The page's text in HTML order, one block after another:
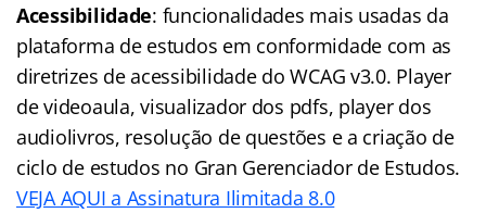
Acessibilidade: funcionalidades mais usadas da
plataforma de estudos em conformidade com as
diretrizes de acessibilidade do WCAG v3.0. Player
de videoaula, visualizador dos pdfs, player dos
audiolivros, resolução de questões e a criação de
ciclo de estudos no Gran Gerenciador de Estudos.
VEJA AQUI a Assinatura Ilimitada 8.0